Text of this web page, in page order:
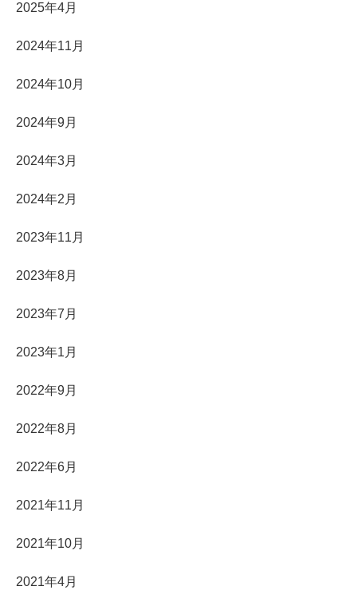
2025年4月
2024年11月
2024年10月
2024年9月
2024年3月
2024年2月
2023年11月
2023年8月
2023年7月
2023年1月
2022年9月
2022年8月
2022年6月
2021年11月
2021年10月
2021年4月